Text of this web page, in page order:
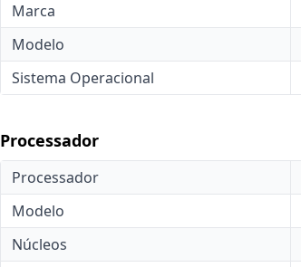
Marca
Modelo
Sistema Operacional
Processador
Processador
Modelo
Núcleos